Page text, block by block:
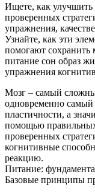
Ищете, как улучшить
проверенных
упражнения,
Узнайте, как эти
помогают сохранить
питание сон образ
упражнения
Мозг – самый
одновременно
пластичности, а
помощью
проверенных
когнитивные
реакцию.
Питание:
Базовые принципы